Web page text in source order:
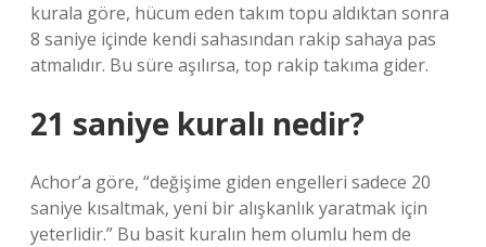
kurala göre, hücum eden takım topu aldıktan sonra
8 saniye içinde kendi sahasından rakip sahaya pas
atmalıdır. Bu süre aşılırsa, top rakip takıma gider.
21 saniye kuralı nedir?
Achor’a göre, “değişime giden engelleri sadece 20
saniye kısaltmak, yeni bir alışkanlık yaratmak için
yeterlidir.” Bu basit kuralın hem olumlu hem de